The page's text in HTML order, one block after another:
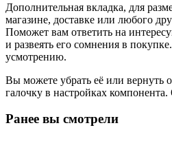
Дополнительная вкладка, для
магазине, доставке или любого
Поможет вам ответить на
и развеять его сомнения в
усмотрению.
Вы можете убрать её или вернуть
галочку в настройках
Ранее вы смотрели